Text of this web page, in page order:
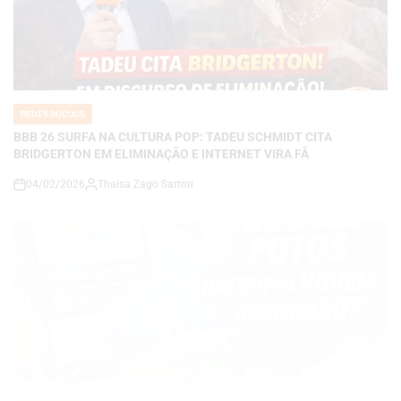
BBB 26 SURFA NA CULTURA POP: TADEU SCHMIDT CITA
BRIDGERTON EM ELIMINAÇÃO E INTERNET VIRA FÃ
on
04/02/2026